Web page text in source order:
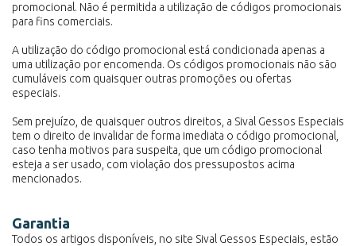
promocional. Não é permitida a utilização de códigos promocionais
para fins comerciais.
A utilização do código promocional está condicionada apenas a
uma utilização por encomenda. Os códigos promocionais não são
cumuláveis com quaisquer outras promoções ou ofertas
especiais.
Sem prejuízo, de quaisquer outros direitos, a Sival Gessos Especiais
tem o direito de invalidar de forma imediata o código promocional,
caso tenha motivos para suspeita, que um código promocional
esteja a ser usado, com violação dos pressupostos acima
mencionados.
Garantia
Todos os artigos disponíveis, no site Sival Gessos Especiais, estão